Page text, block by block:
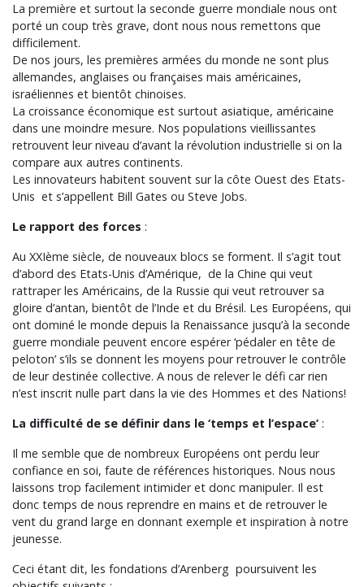
La première et surtout la seconde guerre mondiale nous ont
porté un coup très grave, dont nous nous remettons que
difficilement.
De nos jours, les premières armées du monde ne sont plus
allemandes, anglaises ou françaises mais américaines,
israéliennes et bientôt chinoises.
La croissance économique est surtout asiatique, américaine
dans une moindre mesure. Nos populations vieillissantes
retrouvent leur niveau d’avant la révolution industrielle si on la
compare aux autres continents.
Les innovateurs habitent souvent sur la côte Ouest des Etats-
Unis et s’appellent Bill Gates ou Steve Jobs.
Le rapport des forces :
Au XXIème siècle, de nouveaux blocs se forment. Il s’agit tout
d’abord des Etats-Unis d’Amérique, de la Chine qui veut
rattraper les Américains, de la Russie qui veut retrouver sa
gloire d’antan, bientôt de l’Inde et du Brésil. Les Européens, qui
ont dominé le monde depuis la Renaissance jusqu’à la seconde
guerre mondiale peuvent encore espérer ‘pédaler en tête de
peloton’ s’ils se donnent les moyens pour retrouver le contrôle
de leur destinée collective. A nous de relever le défi car rien
n’est inscrit nulle part dans la vie des Hommes et des Nations!
La difficulté de se définir dans le ‘temps et l’espace’ :
Il me semble que de nombreux Européens ont perdu leur
confiance en soi, faute de références historiques. Nous nous
laissons trop facilement intimider et donc manipuler. Il est
donc temps de nous reprendre en mains et de retrouver le
vent du grand large en donnant exemple et inspiration à notre
jeunesse.
Ceci étant dit, les fondations d’Arenberg poursuivent les